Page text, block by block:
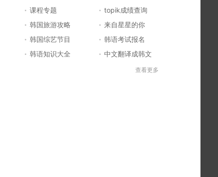
课程专题
topik成绩查询
韩国旅游攻略
来自星星的你
韩国综艺节目
韩语考试报名
韩语知识大全
中文翻译成韩文
查看更多